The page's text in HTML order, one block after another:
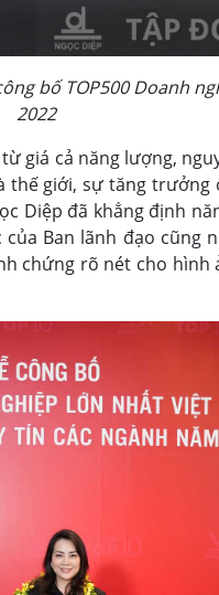
bố TOP500 Doanh
2022
giá cả năng lượng,
giới, sự tăng trưởng
Diệp đã khẳng định
Ban lãnh đạo cũng
chứng rõ nét cho hình